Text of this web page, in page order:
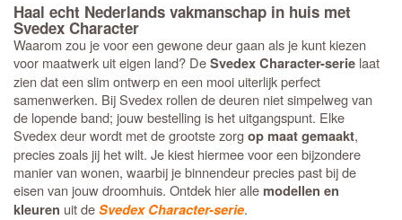
Haal echt Nederlands vakmanschap in huis met
Svedex Character
Waarom zou je voor een gewone deur gaan als je kunt kiezen
voor maatwerk uit eigen land? DeSvedex Character-serie laat
zien dat een slim ontwerp en een mooi uiterlijk perfect
samenwerken. Bij Svedex rollen de deuren niet simpelweg van
de lopende band; jouw bestelling is het uitgangspunt. Elke
Svedex deur wordt met de grootste zorgop maat gemaakt,
precies zoals jij het wilt. Je kiest hiermee voor een bijzondere
manier van wonen, waarbij je binnendeur precies past bij de
eisen van jouw droomhuis. Ontdek hier alle modellen en
kleuren uit deSvedex Character-serie.